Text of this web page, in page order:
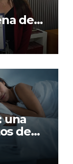
de
una
de
física y